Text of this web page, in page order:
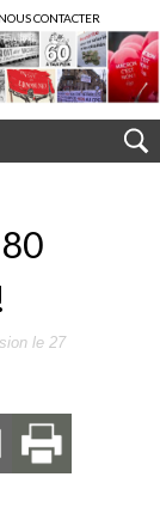
NOUS CONTACTER
le 27